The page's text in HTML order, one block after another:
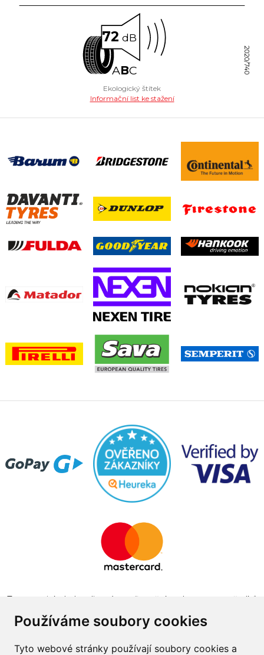
Používáme soubory cookies
Tyto webové stránky používají soubory cookies a
72 dB
ABC 2020/740
Ekologický štítek
Informační list ke stažení
Tento projekt byl realizován za finanční podpory z prostředků
obchodu v programu The Country for the Future